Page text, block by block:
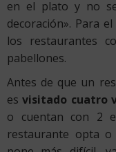
en el plato y no
decoración». Para
los restaurantes
pabellones.
Antes de que un
esvisitado cuatro
o cuentan con 2
restaurante opta